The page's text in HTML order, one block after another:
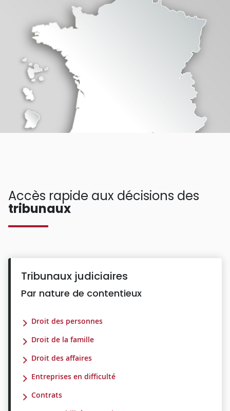
Accès rapide aux décisions des
tribunaux
Tribunaux judiciaires
Par nature de contentieux
Droit des personnes
Droit de la famille
Droit des affaires
Entreprises en difficulté
Contrats